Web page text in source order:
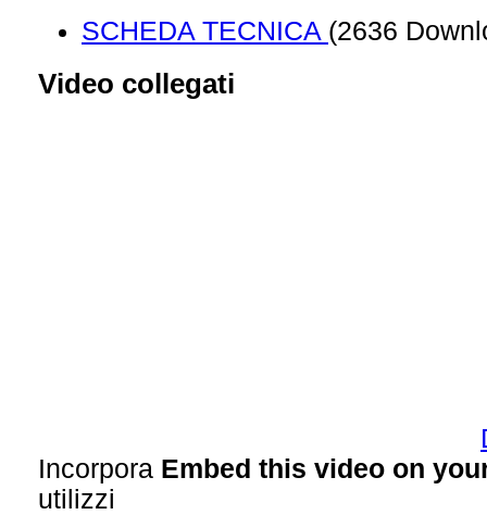
SCHEDA TECNICA (2636
Video collegati
Incorpora Embed this video on
utilizzi